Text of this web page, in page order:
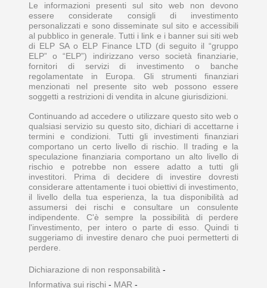
Le informazioni presenti sul sito web non devono
essere considerate consigli di investimento
personalizzati e sono disseminate sul sito e accessibili
al pubblico in generale. Tutti i link e i banner sui siti web
di ELP SA o ELP Finance LTD (di seguito il “gruppo
ELP” o “ELP”) indirizzano verso società finanziarie,
fornitori di servizi di investimento o banche
regolamentate in Europa. Gli strumenti finanziari
menzionati nel presente sito web possono essere
soggetti a restrizioni di vendita in alcune giurisdizioni.
Continuando ad accedere o utilizzare questo sito web o
qualsiasi servizio su questo sito, dichiari di accettarne i
termini e condizioni. Tutti gli investimenti finanziari
comportano un certo livello di rischio. Il trading e la
speculazione finanziaria comportano un alto livello di
rischio e potrebbe non essere adatto a tutti gli
investitori. Prima di decidere di investire dovresti
considerare attentamente i tuoi obiettivi di investimento,
il livello della tua esperienza, la tua disponibilità ad
assumersi dei rischi e consultare un consulente
indipendente. C'è sempre la possibilità di perdere
l'investimento, per intero o parte di esso. Quindi ti
suggeriamo di investire denaro che puoi permetterti di
perdere.
Dichiarazione di non responsabilità -
Informativa sui rischi - MAR -